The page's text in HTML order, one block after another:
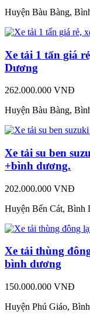
Huyện Bàu Bàng,
Xe tải 1 tấn giá
Dương
262.000.000 VNĐ
Huyện Bàu Bàng,
Xe tải su ben
+bình dương.
202.000.000 VNĐ
Huyện Bến Cát, Bình
Xe tải thùng
bình dương
150.000.000 VNĐ
Huyện Phú Giáo,